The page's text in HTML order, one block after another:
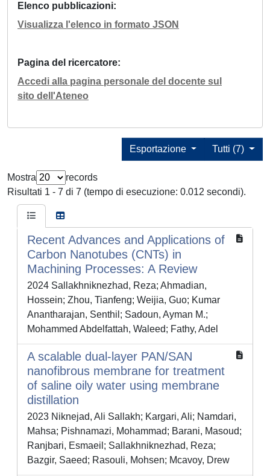
Elenco pubblicazioni
Visualizza l'elenco in formato JSON
Pagina del ricercatore
Accedi alla pagina personale del docente sul
sito dell'Ateneo
Tutti (7)
Esportazione
Mostra
records
Risultati 1 - 7 di 7 (tempo di esecuzione: 0.012 secondi).
Recent Advances and Applications of
Carbon Nanotubes (CNTs) in
Machining Processes: A Review
2024 Sallakhniknezhad, Reza; Ahmadian,
Hossein; Zhou, Tianfeng; Weijia, Guo; Kumar
Anantharajan, Senthil; Sadoun, Ayman M.;
Mohammed Abdelfattah, Waleed; Fathy, Adel
A scalable dual-layer PAN/SAN
nanofibrous membrane for treatment
of saline oily water using membrane
distillation
2023 Niknejad, Ali Sallakh; Kargari, Ali; Namdari,
Mahsa; Pishnamazi, Mohammad; Barani, Masoud;
Ranjbari, Esmaeil; Sallakhniknezhad, Reza;
Bazgir, Saeed; Rasouli, Mohsen; Mcavoy, Drew